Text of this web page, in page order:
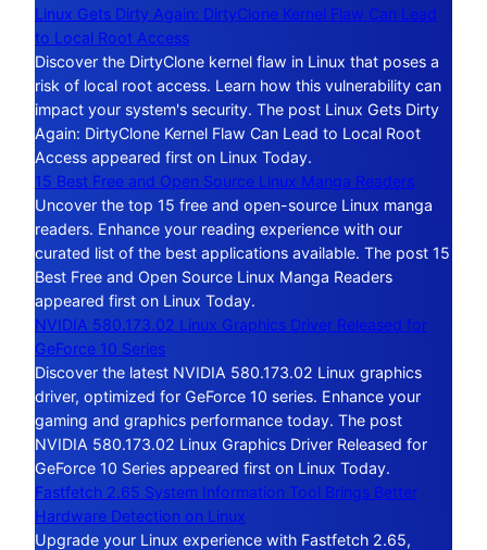
Linux Gets Dirty Again: DirtyClone Kernel Flaw Can Lead
to Local Root Access
Discover the DirtyClone kernel flaw in Linux that poses a
risk of local root access. Learn how this vulnerability can
impact your system's security. The post Linux Gets Dirty
Again: DirtyClone Kernel Flaw Can Lead to Local Root
Access appeared first on Linux Today.
15 Best Free and Open Source Linux Manga Readers
Uncover the top 15 free and open-source Linux manga
readers. Enhance your reading experience with our
curated list of the best applications available. The post 15
Best Free and Open Source Linux Manga Readers
appeared first on Linux Today.
NVIDIA 580.173.02 Linux Graphics Driver Released for
GeForce 10 Series
Discover the latest NVIDIA 580.173.02 Linux graphics
driver, optimized for GeForce 10 series. Enhance your
gaming and graphics performance today. The post
NVIDIA 580.173.02 Linux Graphics Driver Released for
GeForce 10 Series appeared first on Linux Today.
Fastfetch 2.65 System Information Tool Brings Better
Hardware Detection on Linux
Upgrade your Linux experience with Fastfetch 2.65,